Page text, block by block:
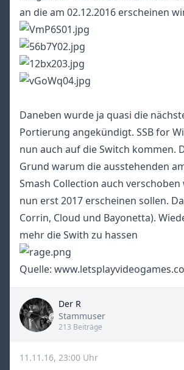
an die am 02.12.2016 erscheinen
Daneben wurde ja quasi die
Portierung angekündigt. SSB for
nun auch auf die Switch kommen.
Grund warum die ausstehenden
Smash Collection auch
nun erst 2017 erscheinen sollen.
Corrin, Cloud und Bayonetta).
mehr die Swith zu hassen
Quelle:
Der R
Title
Stammuser
213 Beiträge
11.11.16, 23:00 Uhr